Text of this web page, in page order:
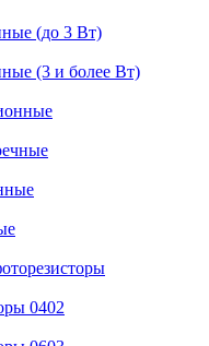
(до 3 Вт)
(3 и более Вт)
0402